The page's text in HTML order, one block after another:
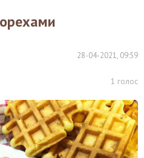
28-04-2021, 09:59
1 голос